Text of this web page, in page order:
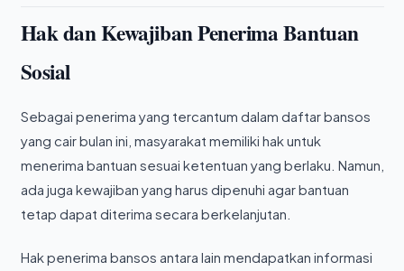
Hak dan Kewajiban Penerima Bantuan
Sosial
Sebagai penerima yang tercantum dalam daftar bansos
yang cair bulan ini, masyarakat memiliki hak untuk
menerima bantuan sesuai ketentuan yang berlaku. Namun,
ada juga kewajiban yang harus dipenuhi agar bantuan
tetap dapat diterima secara berkelanjutan.
Hak penerima bansos antara lain mendapatkan informasi